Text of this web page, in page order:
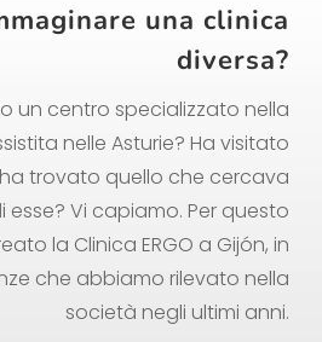
una clinica
diversa?
un centro specializzato nella
nelle Asturie? Ha visitato
trovato quello che cercava
esse? Vi capiamo. Per questo
la Clinica ERGO a Gijón, in
che abbiamo rilevato nella
società negli ultimi anni.